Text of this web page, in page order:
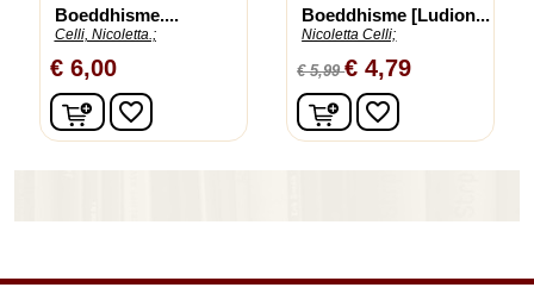
Boeddhisme....
Celli, Nicoletta.;
€ 6,00
In winkelwagen
favorite_border
Boeddhisme [Ludion...
Nicoletta Celli;
€ 5,99€ 4,79
In winkelwagen
favorite_border